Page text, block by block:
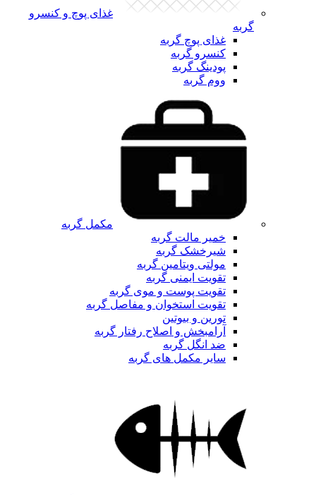
غذای پوچ و کنسرو
گربه
غذای پوچ گربه
کنسرو گربه
پودینگ گربه
ووم گربه
مکمل گربه
خمیر مالت گربه
شیرخشک گربه
مولتی ویتامین گربه
تقویت ایمنی گربه
تقویت پوست و موی گربه
تقویت استخوان و مفاصل گربه
تورین و بیوتین
آرامبخش و اصلاح رفتار گربه
ضد انگل گربه
سایر مکمل های گربه